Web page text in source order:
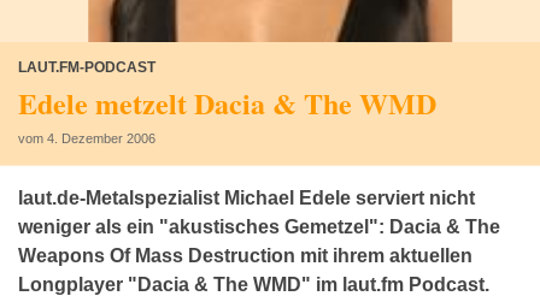
LAUT.FM-PODCAST
Edele metzelt Dacia & The WMD
vom 4. Dezember 2006
laut.de-Metalspezialist Michael Edele serviert nicht
weniger als ein "akustisches Gemetzel": Dacia & The
Weapons Of Mass Destruction mit ihrem aktuellen
Longplayer "Dacia & The WMD" im laut.fm Podcast.